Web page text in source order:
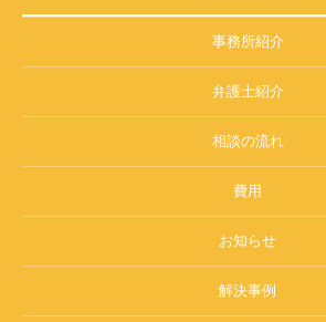
事務所紹介
弁護士紹介
相談の流れ
費用
お知らせ
解決事例